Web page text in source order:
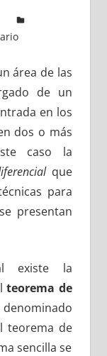
área de las
de un
en los
dos o más
caso la
que
para
presentan
existe la
teorema de
teorema de
sencilla se